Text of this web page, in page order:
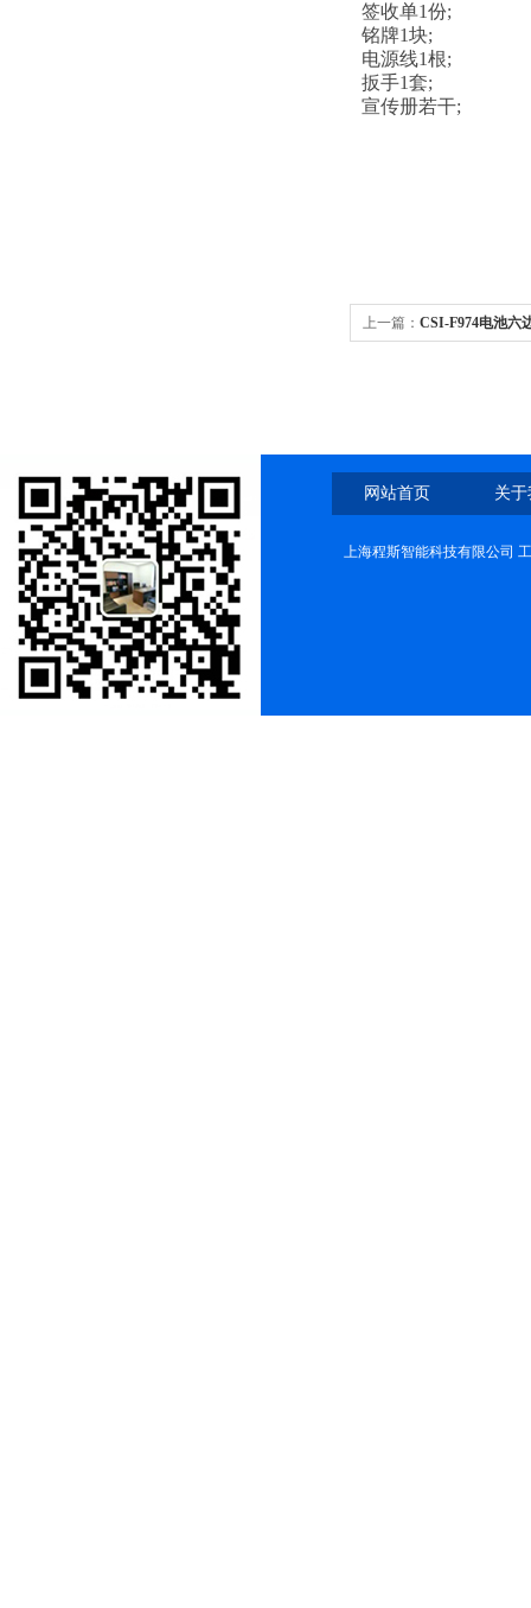
签收单1份;
铭牌1块;
电源线1根;
扳手1套;
宣传册若干;
上一篇： CSI-F974电池六
网站首页 关
上海程斯智能科技有限公司